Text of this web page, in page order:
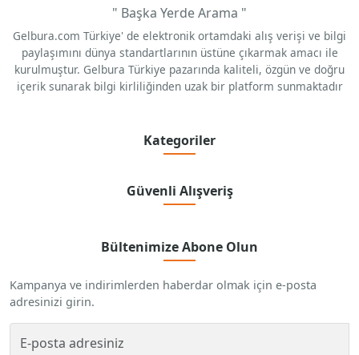
" Başka Yerde Arama "
Gelbura.com Türkiye' de elektronik ortamdaki alış verişi ve bilgi
paylaşımını dünya standartlarının üstüne çıkarmak amacı ile
kurulmuştur. Gelbura Türkiye pazarında kaliteli, özgün ve doğru
içerik sunarak bilgi kirliliğinden uzak bir platform sunmaktadır
Kategoriler
Güvenli Alışveriş
Bültenimize Abone Olun
Kampanya ve indirimlerden haberdar olmak için e-posta
adresinizi girin.